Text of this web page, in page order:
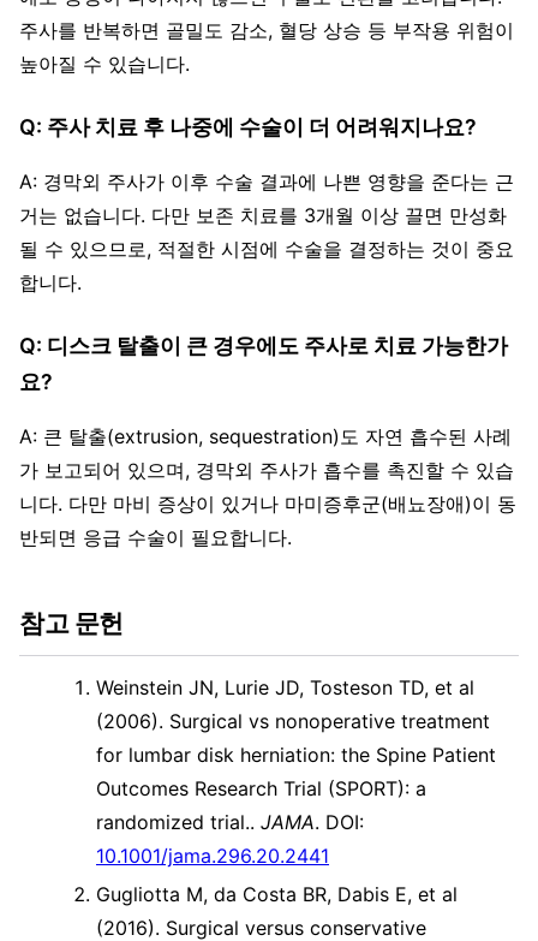
주사를 반복하면 골밀도 감소, 혈당 상승 등 부작용 위험이
높아질 수 있습니다.
Q: 주사 치료 후 나중에 수술이 더 어려워지나요?
A: 경막외 주사가 이후 수술 결과에 나쁜 영향을 준다는 근
거는 없습니다. 다만 보존 치료를 3개월 이상 끌면 만성화
될 수 있으므로, 적절한 시점에 수술을 결정하는 것이 중요
합니다.
Q: 디스크 탈출이 큰 경우에도 주사로 치료 가능한가
요?
A: 큰 탈출(extrusion, sequestration)도 자연 흡수된 사례
가 보고되어 있으며, 경막외 주사가 흡수를 촉진할 수 있습
니다. 다만 마비 증상이 있거나 마미증후군(배뇨장애)이 동
반되면 응급 수술이 필요합니다.
참고 문헌
Weinstein JN, Lurie JD, Tosteson TD, et al
(2006). Surgical vs nonoperative treatment
for lumbar disk herniation: the Spine Patient
Outcomes Research Trial (SPORT): a
randomized trial.. JAMA. DOI:
10.1001/jama.296.20.2441
Gugliotta M, da Costa BR, Dabis E, et al
(2016). Surgical versus conservative